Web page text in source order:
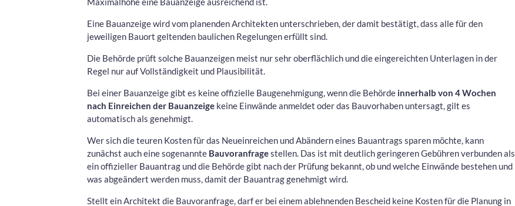
Eine Bauanzeige wird vom planenden Architekten unterschrieben, der damit bestätigt, dass alle für den
jeweiligen Bauort geltenden baulichen Regelungen erfüllt sind.
Die Behörde prüft solche Bauanzeigen meist nur sehr oberflächlich und die eingereichten Unterlagen in der
Regel nur auf Vollständigkeit und Plausibilität.
Bei einer Bauanzeige gibt es keine offizielle Baugenehmigung, wenn die Behörde innerhalb von 4 Wochen
nach Einreichen der Bauanzeige keine Einwände anmeldet oder das Bauvorhaben untersagt, gilt es
automatisch als genehmigt.
Wer sich die teuren Kosten für das Neueinreichen und Abändern eines Bauantrags sparen möchte, kann
zunächst auch eine sogenannte Bauvoranfragestellen. Das ist mit deutlich geringeren Gebühren verbunden als
ein offizieller Bauantrag und die Behörde gibt nach der Prüfung bekannt, ob und welche Einwände bestehen und
was abgeändert werden muss, damit der Bauantrag genehmigt wird.
Stellt ein Architekt die Bauvoranfrage, darf er bei einem ablehnenden Bescheid keine Kosten für die Planung in